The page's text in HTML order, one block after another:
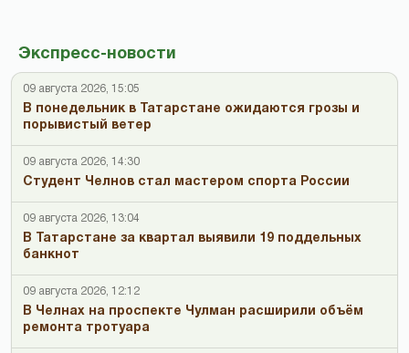
Экспресс-новости
09 августа 2026, 15:05
В понедельник в Татарстане ожидаются грозы и
порывистый ветер
09 августа 2026, 14:30
Студент Челнов стал мастером спорта России
09 августа 2026, 13:04
В Татарстане за квартал выявили 19 поддельных
банкнот
09 августа 2026, 12:12
В Челнах на проспекте Чулман расширили объём
ремонта тротуара